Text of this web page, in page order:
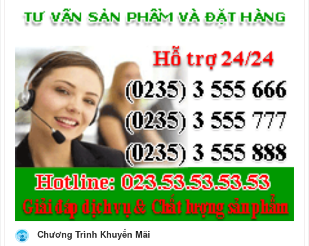
Chương Trình Khuyến Mãi